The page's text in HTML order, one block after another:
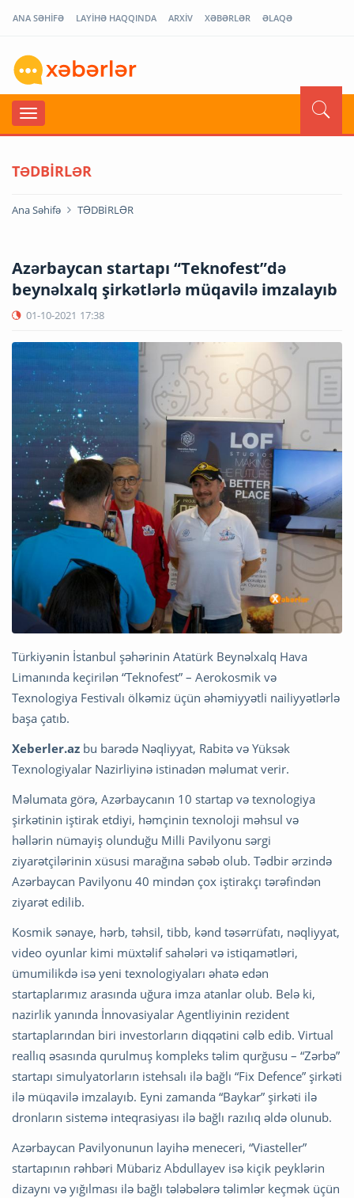
ANA SƏHİFƏ LAYİHƏ HAQQINDA ARXİV XƏBƏRLƏR ƏLAQƏ
TƏDBİRLƏR
Ana Səhifə TƏDBİRLƏR
Azərbaycan startapı “Teknofest”də
beynəlxalq şirkətlərlə müqavilə imzalayıb
01-10-2021 17:38
Türkiyənin İstanbul şəhərinin Atatürk Beynəlxalq Hava
Limanında keçirilən “Teknofest” – Aerokosmik və
Texnologiya Festivalı ölkəmiz üçün əhəmiyyətli nailiyyətlərlə
başa çatıb.
Xeberler.az bu barədə Nəqliyyat, Rabitə və Yüksək
Texnologiyalar Nazirliyinə istinadən məlumat verir.
Məlumata görə, Azərbaycanın 10 startap və texnologiya
şirkətinin iştirak etdiyi, həmçinin texnoloji məhsul və
həllərin nümayiş olunduğu Milli Pavilyonu sərgi
ziyarətçilərinin xüsusi marağına səbəb olub. Tədbir ərzində
Azərbaycan Pavilyonu 40 mindən çox iştirakçı tərəfindən
ziyarət edilib.
Kosmik sənaye, hərb, təhsil, tibb, kənd təsərrüfatı, nəqliyyat,
video oyunlar kimi müxtəlif sahələri və istiqamətləri,
ümumilikdə isə yeni texnologiyaları əhatə edən
startaplarımız arasında uğura imza atanlar olub. Belə ki,
nazirlik yanında İnnovasiyalar Agentliyinin rezident
startaplarından biri investorların diqqətini cəlb edib. Virtual
reallıq əsasında qurulmuş kompleks təlim qurğusu – “Zərbə”
startapı simulyatorların istehsalı ilə bağlı “Fix Defence” şirkəti
ilə müqavilə imzalayıb. Eyni zamanda “Baykar” şirkəti ilə
dronların sistemə inteqrasiyası ilə bağlı razılıq əldə olunub.
Azərbaycan Pavilyonunun layihə meneceri, “Viasteller”
startapının rəhbəri Mübariz Abdullayev isə kiçik peyklərin
dizaynı və yığılması ilə bağlı tələbələrə təlimlər keçmək üçün